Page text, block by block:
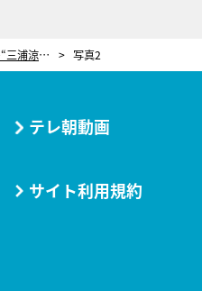
圧巻の“三浦涼介劇場”が展開！芹沢鴨がたどり着くのは…『君とゆきて咲く』超衝撃回 写真2
テレ朝動画
サイト利用規約